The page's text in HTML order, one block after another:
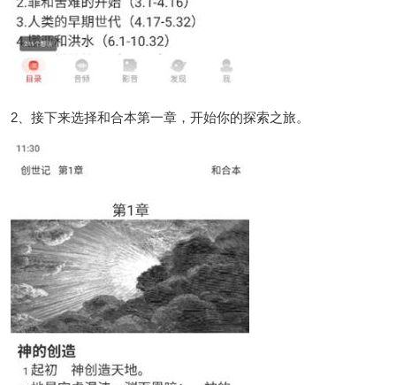
2、接下来选择和合本第一章，开始你的探索之旅。